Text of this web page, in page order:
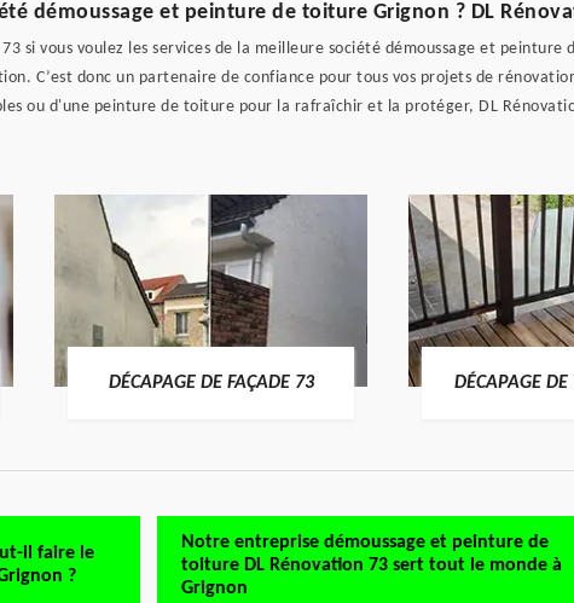
démoussage et peinture de toiture Grignon ? DL
si vous voulez les services de la meilleure société démoussage et
C’est donc un partenaire de confiance pour tous vos projets de
ou d'une peinture de toiture pour la rafraîchir et la protéger, DL
DÉCAPAGE DE FAÇADE 73 DÉCAPAGE DE
il faire le
?
Notre entreprise démoussage et peinture de
toiture DL Rénovation 73 sert tout le monde à
Grignon